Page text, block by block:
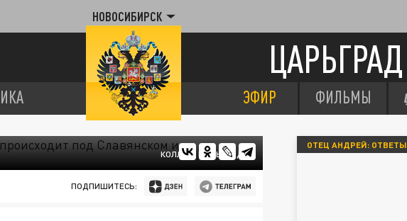
НОВОСИБИРСК
ЦАРЬГРАД
ЭФИР ФИЛЬМЫ
КОЛЛАЖ ЦАРЬГРАДА
ПОДПИШИТЕСЬ:
ОТЕЦ АНДРЕЙ: ОТВЕТЫ